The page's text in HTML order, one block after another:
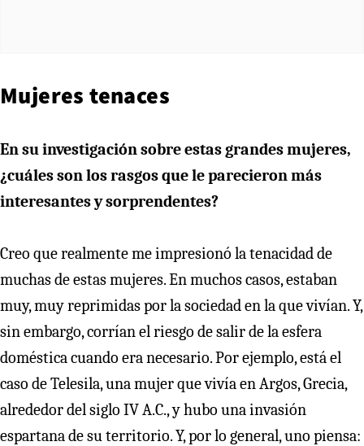
Mujeres tenaces
En su investigación sobre estas grandes mujeres,
¿cuáles son los rasgos que le parecieron más
interesantes y sorprendentes?
Creo que realmente me impresionó la tenacidad de
muchas de estas mujeres. En muchos casos, estaban
muy, muy reprimidas por la sociedad en la que vivían. Y,
sin embargo, corrían el riesgo de salir de la esfera
doméstica cuando era necesario. Por ejemplo, está el
caso de Telesila, una mujer que vivía en Argos, Grecia,
alrededor del siglo IV A.C., y hubo una invasión
espartana de su territorio. Y, por lo general, uno piensa: